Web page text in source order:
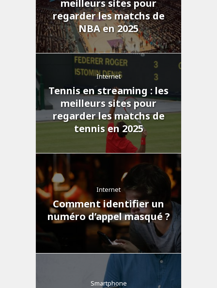
meilleurs sites pour
regarder les matchs de
NBA en 2025
Internet
Tennis en streaming : les
meilleurs sites pour
regarder les matchs de
tennis en 2025
Internet
Comment identifier un
numéro d’appel masqué ?
Smartphone